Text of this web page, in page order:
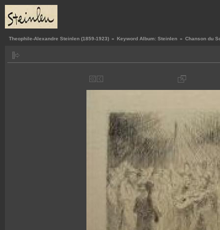
Theophile-Alexandre Steinlen (1859-1923) » Keyword Album: Steinlen » Chanson du